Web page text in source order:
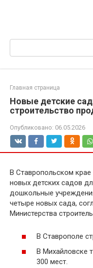
Поиск:
Главная страница
Новые детские
строительство
Опубликовано: 06.05.2026
В Ставропольском крае
новых детских садов
дошкольные
четыре новых сада,
Министерства
В Ставрополе
В Михайловске
300 мест.